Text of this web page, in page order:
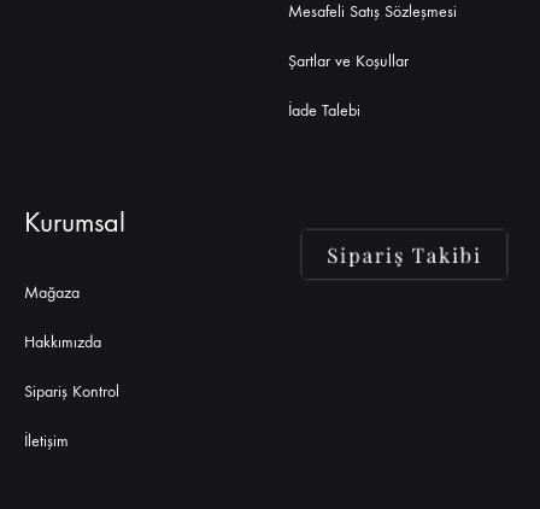
Mesafeli Satış Sözleşmesi
Şartlar ve Koşullar
İade Talebi
Kurumsal
Mağaza
Hakkımızda
Sipariş Kontrol
İletişim